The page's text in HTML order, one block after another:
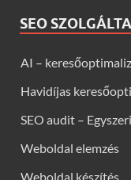
SEO
AI –
Havidíjas
SEO audit –
Weboldal elemzés
Weboldal készítés